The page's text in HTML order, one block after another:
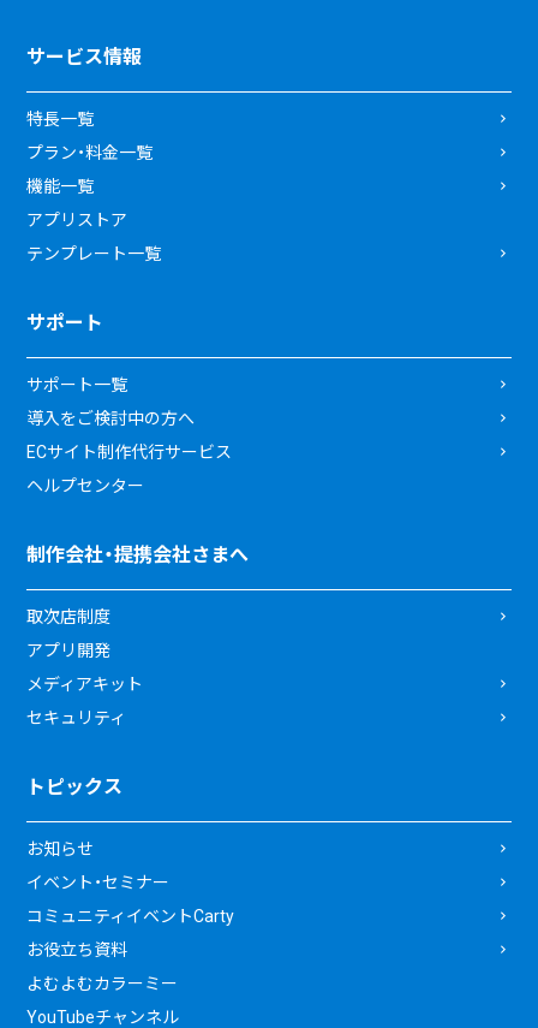
サービス情報
特長一覧
プラン・料金一覧
機能一覧
アプリストア
テンプレート一覧
サポート
サポート一覧
導入をご検討中の方へ
ECサイト制作代行サービス
ヘルプセンター
制作会社・提携会社さまへ
取次店制度
アプリ開発
メディアキット
セキュリティ
トピックス
お知らせ
イベント・セミナー
コミュニティイベントCarty
お役立ち資料
よむよむカラーミー
YouTubeチャンネル